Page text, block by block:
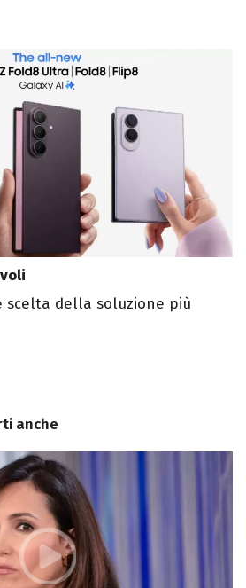
scelta della soluzione più
anche